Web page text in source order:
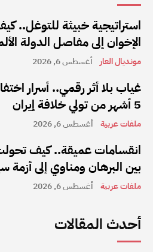
استراتيجية خبيثة للتوغل..
الإخوان إلى مفاصل الدولة
مونديال العار أغسطس 6, 2026
غياب بلا أثر رقمي.. أسرار
5 أشهر من تولي خلافة إيران
ملفات عربية أغسطس 6, 2026
انقسامات عميقة.. كيف تحولت
بين البرهان ومناوي إلى
ملفات عربية أغسطس 6, 2026
أحدث المقالات